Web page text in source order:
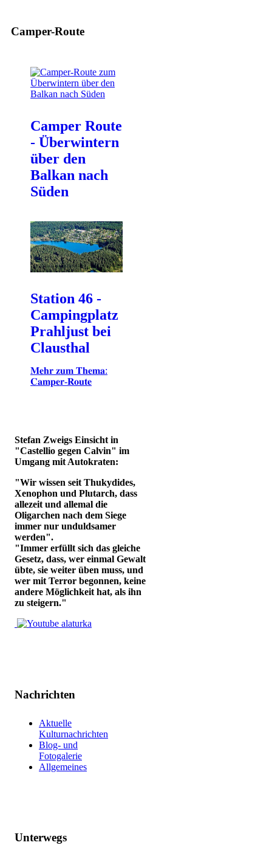
Camper-Route
Camper Route
- Überwintern
über den
Balkan nach
Süden
Station 46 -
Campingplatz
Prahljust bei
Clausthal
𝐌𝐞𝐡𝐫 𝐳𝐮𝐦 𝐓𝐡𝐞𝐦𝐚:
𝐂𝐚𝐦𝐩𝐞𝐫-𝐑𝐨𝐮𝐭𝐞
Stefan Zweigs Einsicht in
"Castellio gegen Calvin" im
Umgang mit Autokraten:
"Wir wissen seit Thukydides,
Xenophon und Plutarch, dass
allezeit und allemal die
Oligarchen nach dem Siege
immer nur unduldsamer
werden".
"Immer erfüllt sich das gleiche
Gesetz, dass, wer einmal Gewalt
übte, sie weiter üben muss, und
wer mit Terror begonnen, keine
andere Möglichkeit hat, als ihn
zu steigern."
Nachrichten
Aktuelle
Kulturnachrichten
Blog- und
Fotogalerie
Allgemeines
Unterwegs